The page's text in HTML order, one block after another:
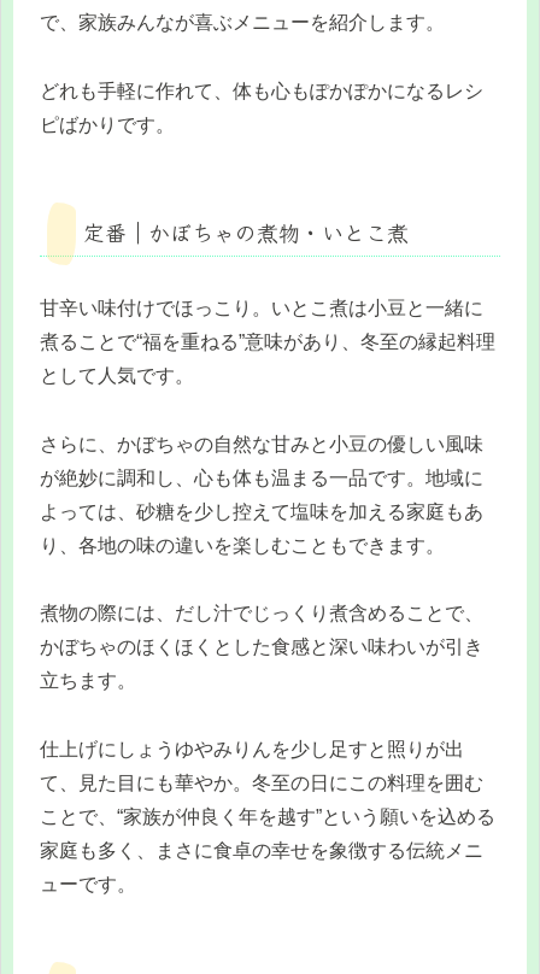
で、家族みんなが喜ぶメニューを紹介します。
どれも手軽に作れて、体も心もぽかぽかになるレシ
ピばかりです。
定番｜かぼちゃの煮物・いとこ煮
甘辛い味付けでほっこり。いとこ煮は小豆と一緒に
煮ることで“福を重ねる”意味があり、冬至の縁起料理
として人気です。
さらに、かぼちゃの自然な甘みと小豆の優しい風味
が絶妙に調和し、心も体も温まる一品です。地域に
よっては、砂糖を少し控えて塩味を加える家庭もあ
り、各地の味の違いを楽しむこともできます。
煮物の際には、だし汁でじっくり煮含めることで、
かぼちゃのほくほくとした食感と深い味わいが引き
立ちます。
仕上げにしょうゆやみりんを少し足すと照りが出
て、見た目にも華やか。冬至の日にこの料理を囲む
ことで、“家族が仲良く年を越す”という願いを込める
家庭も多く、まさに食卓の幸せを象徴する伝統メニ
ューです。